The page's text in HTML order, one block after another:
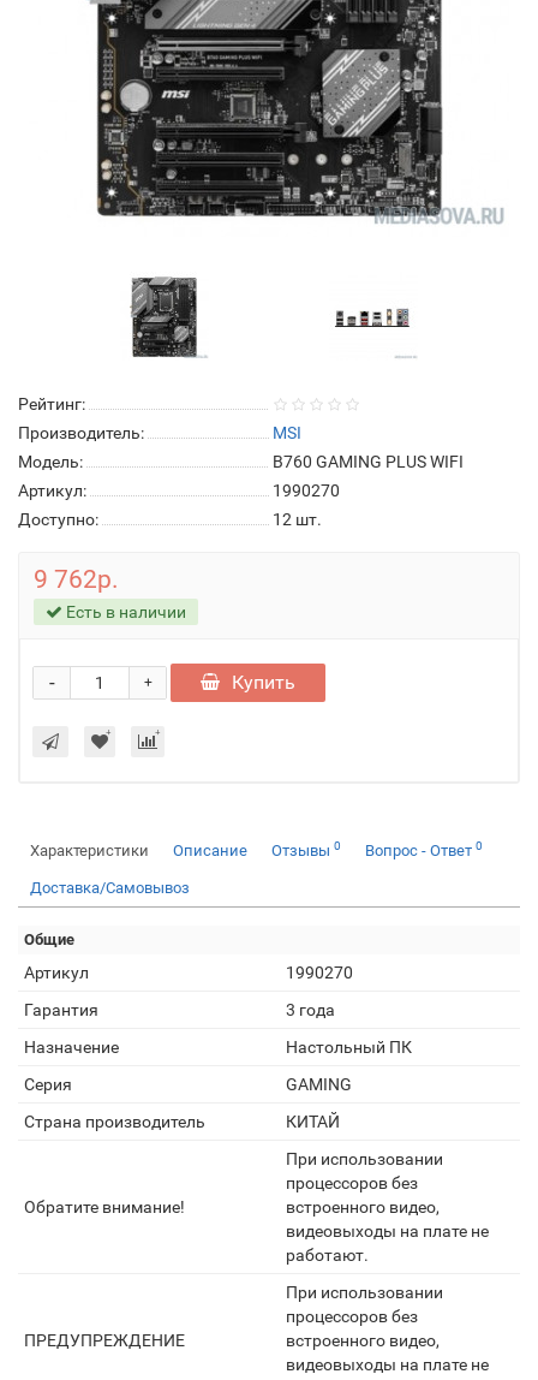
Рейтинг:
Производитель:
MSI
Модель:
B760 GAMING PLUS WIFI
Артикул:
1990270
Доступно:
12 шт.
9 762р.
Есть в наличии
+
- Купить
Характеристики Описание Отзывы 0 Вопрос - Ответ 0
Доставка/Самовывоз
Общие
Артикул
1990270
Гарантия
3 года
Назначение
Настольный ПК
Серия
GAMING
Страна производитель
КИТАЙ
Обратите внимание!
При использовании
процессоров без
встроенного видео,
видеовыходы на плате не
работают.
ПРЕДУПРЕЖДЕНИЕ
При использовании
процессоров без
встроенного видео,
видеовыходы на плате не